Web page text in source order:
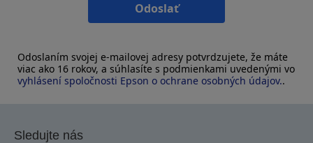
Odoslať
Odoslaním svojej e-mailovej adresy potvrdzujete, že máte
viac ako 16 rokov, a súhlasíte s podmienkami uvedenými vo
vyhlásení spoločnosti Epson o ochrane osobných údajov..
Sledujte nás